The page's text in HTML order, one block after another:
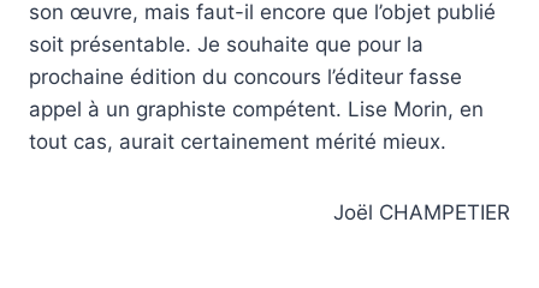
son œuvre, mais faut-il encore que l’objet publié
soit présentable. Je souhaite que pour la
prochaine édition du concours l’éditeur fasse
appel à un graphiste compétent. Lise Morin, en
tout cas, aurait certainement mérité mieux.
Joël CHAMPETIER